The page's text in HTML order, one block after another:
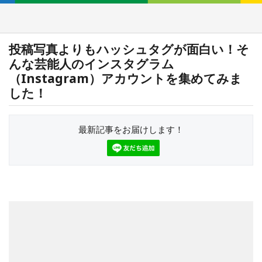
投稿写真よりもハッシュタグが面白い！そ
んな芸能人のインスタグラム
（Instagram）アカウントを集めてみま
した！
最新記事をお届けします！